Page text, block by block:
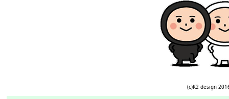
(c)K2 design